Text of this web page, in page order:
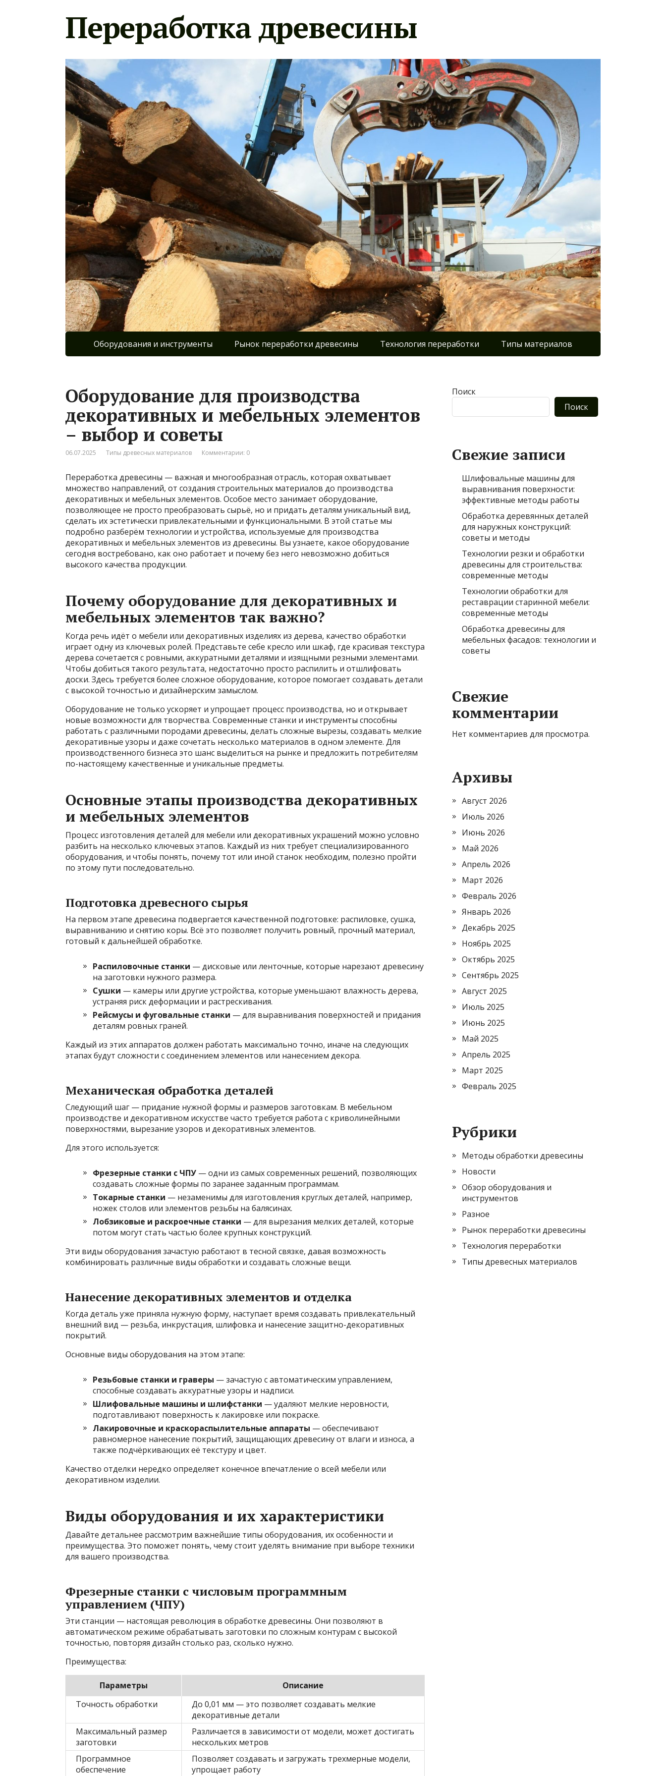
Переработка древесины
Оборудования и инструменты Рынок переработки древесины Технология переработки Типы материалов
Оборудование для производства
декоративных и мебельных элементов
– выбор и советы
06.07.2025 Типы древесных материалов Комментарии: 0
Переработка древесины — важная и многообразная отрасль, которая охватывает
множество направлений, от создания строительных материалов до производства
декоративных и мебельных элементов. Особое место занимает оборудование,
позволяющее не просто преобразовать сырьё, но и придать деталям уникальный вид,
сделать их эстетически привлекательными и функциональными. В этой статье мы
подробно разберём технологии и устройства, используемые для производства
декоративных и мебельных элементов из древесины. Вы узнаете, какое оборудование
сегодня востребовано, как оно работает и почему без него невозможно добиться
высокого качества продукции.
Почему оборудование для декоративных и
мебельных элементов так важно?
Когда речь идёт о мебели или декоративных изделиях из дерева, качество обработки
играет одну из ключевых ролей. Представьте себе кресло или шкаф, где красивая текстура
дерева сочетается с ровными, аккуратными деталями и изящными резными элементами.
Чтобы добиться такого результата, недостаточно просто распилить и отшлифовать
доски. Здесь требуется более сложное оборудование, которое помогает создавать детали
с высокой точностью и дизайнерским замыслом.
Оборудование не только ускоряет и упрощает процесс производства, но и открывает
новые возможности для творчества. Современные станки и инструменты способны
работать с различными породами древесины, делать сложные вырезы, создавать мелкие
декоративные узоры и даже сочетать несколько материалов в одном элементе. Для
производственного бизнеса это шанс выделиться на рынке и предложить потребителям
по-настоящему качественные и уникальные предметы.
Основные этапы производства декоративных
и мебельных элементов
Процесс изготовления деталей для мебели или декоративных украшений можно условно
разбить на несколько ключевых этапов. Каждый из них требует специализированного
оборудования, и чтобы понять, почему тот или иной станок необходим, полезно пройти
по этому пути последовательно.
Подготовка древесного сырья
На первом этапе древесина подвергается качественной подготовке: распиловке, сушка,
выравниванию и снятию коры. Всё это позволяет получить ровный, прочный материал,
готовый к дальнейшей обработке.
Распиловочные станки — дисковые или ленточные, которые нарезают древесину
на заготовки нужного размера.
Сушки — камеры или другие устройства, которые уменьшают влажность дерева,
устраняя риск деформации и растрескивания.
Рейсмусы и фуговальные станки — для выравнивания поверхностей и придания
деталям ровных граней.
Каждый из этих аппаратов должен работать максимально точно, иначе на следующих
этапах будут сложности с соединением элементов или нанесением декора.
Механическая обработка деталей
Следующий шаг — придание нужной формы и размеров заготовкам. В мебельном
производстве и декоративном искусстве часто требуется работа с криволинейными
поверхностями, вырезание узоров и декоративных элементов.
Для этого используется:
Фрезерные станки с ЧПУ — одни из самых современных решений, позволяющих
создавать сложные формы по заранее заданным программам.
Токарные станки — незаменимы для изготовления круглых деталей, например,
ножек столов или элементов резьбы на балясинах.
Лобзиковые и раскроечные станки — для вырезания мелких деталей, которые
потом могут стать частью более крупных конструкций.
Эти виды оборудования зачастую работают в тесной связке, давая возможность
комбинировать различные виды обработки и создавать сложные вещи.
Нанесение декоративных элементов и отделка
Когда деталь уже приняла нужную форму, наступает время создавать привлекательный
внешний вид — резьба, инкрустация, шлифовка и нанесение защитно-декоративных
покрытий.
Основные виды оборудования на этом этапе:
Резьбовые станки и граверы — зачастую с автоматическим управлением,
способные создавать аккуратные узоры и надписи.
Шлифовальные машины и шлифстанки — удаляют мелкие неровности,
подготавливают поверхность к лакировке или покраске.
Лакировочные и краскораспылительные аппараты — обеспечивают
равномерное нанесение покрытий, защищающих древесину от влаги и износа, а
также подчёркивающих её текстуру и цвет.
Качество отделки нередко определяет конечное впечатление о всей мебели или
декоративном изделии.
Виды оборудования и их характеристики
Давайте детальнее рассмотрим важнейшие типы оборудования, их особенности и
преимущества. Это поможет понять, чему стоит уделять внимание при выборе техники
для вашего производства.
Фрезерные станки с числовым программным
управлением (ЧПУ)
Эти станции — настоящая революция в обработке древесины. Они позволяют в
автоматическом режиме обрабатывать заготовки по сложным контурам с высокой
точностью, повторяя дизайн столько раз, сколько нужно.
Преимущества:
Параметры
Описание
Точность обработки
До 0,01 мм — это позволяет создавать мелкие
декоративные детали
Максимальный размер
заготовки
Различается в зависимости от модели, может достигать
нескольких метров
Программное
обеспечение
Позволяет создавать и загружать трехмерные модели,
упрощает работу
Поиск
Поиск
Свежие записи
Шлифовальные машины для
выравнивания поверхности:
эффективные методы работы
Обработка деревянных деталей
для наружных конструкций:
советы и методы
Технологии резки и обработки
древесины для строительства:
современные методы
Технологии обработки для
реставрации старинной мебели:
современные методы
Обработка древесины для
мебельных фасадов: технологии и
советы
Свежие
комментарии
Нет комментариев для просмотра.
Архивы
Август 2026
Июль 2026
Июнь 2026
Май 2026
Апрель 2026
Март 2026
Февраль 2026
Январь 2026
Декабрь 2025
Ноябрь 2025
Октябрь 2025
Сентябрь 2025
Август 2025
Июль 2025
Июнь 2025
Май 2025
Апрель 2025
Март 2025
Февраль 2025
Рубрики
Методы обработки древесины
Новости
Обзор оборудования и
инструментов
Разное
Рынок переработки древесины
Технология переработки
Типы древесных материалов